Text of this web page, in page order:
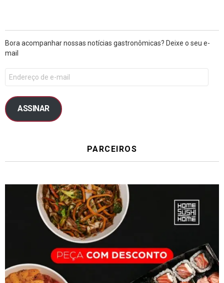
Bora acompanhar nossas notícias gastronômicas? Deixe o seu e-
mail
ASSINAR
PARCEIROS